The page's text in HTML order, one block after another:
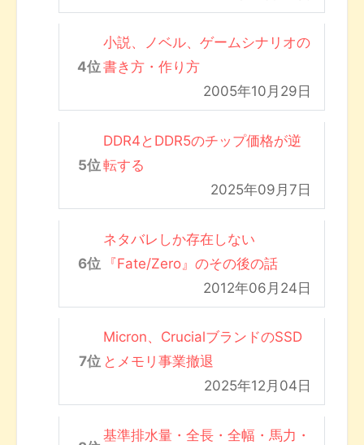
小説、ノベル、ゲームシナリオの
書き方・作り方
2005年10月29日
DDR4とDDR5のチップ価格が逆
転する
2025年09月7日
ネタバレしか存在しない
『Fate/Zero』のその後の話
2012年06月24日
Micron、CrucialブランドのSSD
とメモリ事業撤退
2025年12月04日
基準排水量・全長・全幅・馬力・